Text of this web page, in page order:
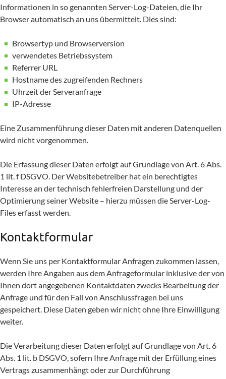
Informationen in so genannten Server-Log-Dateien, die Ihr
Browser automatisch an uns übermittelt. Dies sind:
Browsertyp und Browserversion
verwendetes Betriebssystem
Referrer URL
Hostname des zugreifenden Rechners
Uhrzeit der Serveranfrage
IP-Adresse
Eine Zusammenführung dieser Daten mit anderen Datenquellen
wird nicht vorgenommen.
Die Erfassung dieser Daten erfolgt auf Grundlage von Art. 6 Abs.
1 lit. f DSGVO. Der Websitebetreiber hat ein berechtigtes
Interesse an der technisch fehlerfreien Darstellung und der
Optimierung seiner Website – hierzu müssen die Server-Log-
Files erfasst werden.
Kontaktformular
Wenn Sie uns per Kontaktformular Anfragen zukommen lassen,
werden Ihre Angaben aus dem Anfrageformular inklusive der von
Ihnen dort angegebenen Kontaktdaten zwecks Bearbeitung der
Anfrage und für den Fall von Anschlussfragen bei uns
gespeichert. Diese Daten geben wir nicht ohne Ihre Einwilligung
weiter.
Die Verarbeitung dieser Daten erfolgt auf Grundlage von Art. 6
Abs. 1 lit. b DSGVO, sofern Ihre Anfrage mit der Erfüllung eines
Vertrags zusammenhängt oder zur Durchführung